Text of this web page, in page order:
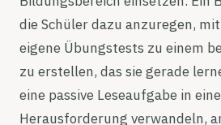
die Schüler dazu anzuregen,
eigene Übungstests zu einem
zu erstellen, das sie gerade
eine passive Leseaufgabe in
Herausforderung verwandeln,